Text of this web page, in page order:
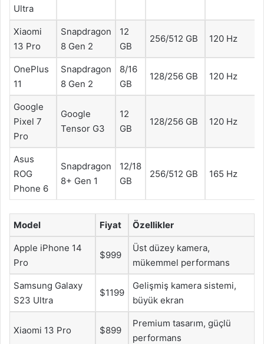
Ultra
Xiaomi
13 Pro
Snapdragon
8 Gen 2
12
GB
256/512 GB 120 Hz
OnePlus
11
Snapdragon
8 Gen 2
8/16
GB
128/256 GB 120 Hz
Google
Pixel 7
Pro
Google
Tensor G3
12
GB
128/256 GB 120 Hz
Asus
ROG
Phone 6
Snapdragon
8+ Gen 1
12/18
GB
256/512 GB 165 Hz
Model Fiyat Özellikler
Apple iPhone 14
Pro
$999
Üst düzey kamera,
mükemmel performans
Samsung Galaxy
S23 Ultra
$1199
Gelişmiş kamera sistemi,
büyük ekran
Xiaomi 13 Pro $899
Premium tasarım, güçlü
performans